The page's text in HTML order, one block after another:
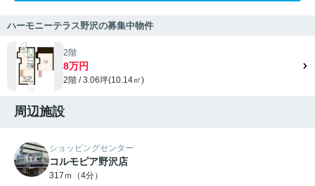
ハーモニーテラス野沢の募集中物件
2階
8万円
2階 / 3.06坪(10.14㎡)
周辺施設
ショッピングセンター
コルモピア野沢店
317ｍ（4分）